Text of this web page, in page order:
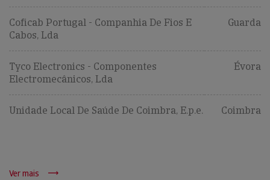
Coficab Portugal - Companhia De Fios E
Cabos, Lda
Guarda
Tyco Electronics - Componentes
Electromecânicos, Lda
Évora
Unidade Local De Saúde De Coimbra, E.p.e. Coimbra
Ver mais